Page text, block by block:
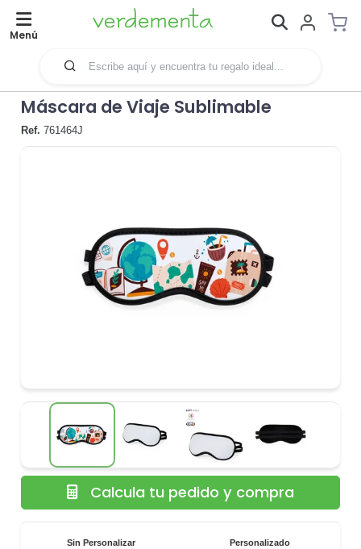
Menú
Máscara de Viaje Sublimable
Ref. 761464J
Sin Personalizar
Personalizado
Calcula tu pedido y compra